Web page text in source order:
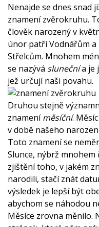
Nenajde se dnes snad
znamení zvěrokruhu.
člověk narozený v
únor patří Vodnářům a
Střelcům. Mnohem
se nazývá slunečnía je
jež určují naši povahu.
Druhou stejně
znameníměsíční.
v době našeho
Toto znamení se
Slunce, nýbrž mnohem
zjištění toho, v jakém
narodili, stačí znát
výsledek je lepší být
abychom se náhodou
Měsíce zrovna měnilo.